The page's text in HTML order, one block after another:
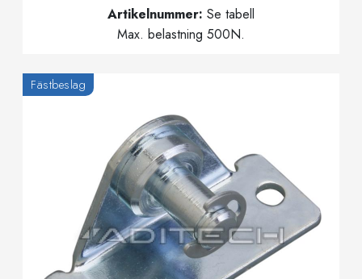
Artikelnummer: Se tabell
Max. belastning 500N.
Fästbeslag